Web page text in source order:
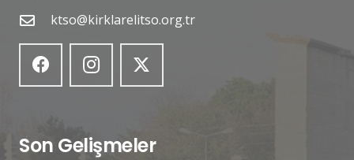
ktso@kirklarelitso.org.tr
Son Gelişmeler